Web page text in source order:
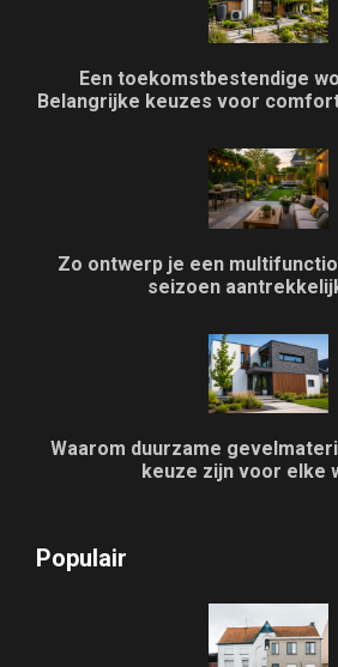
Een toekomstbestendige
Belangrijke keuzes voor
Zo ontwerp je een
seizoen
Waarom duurzame
keuze zijn voor elke
Populair